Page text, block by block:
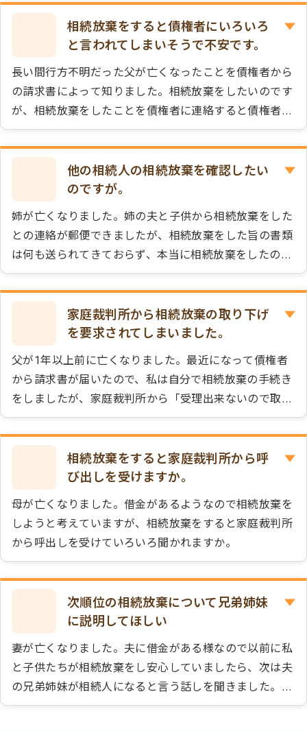
相続放棄をすると債権者にいろいろ
と言われてしまいそうで不安です。
長い間行方不明だった父が亡くなったことを債権者から
の請求書によって知りました。相続放棄をしたいのです
が、相続放棄をしたことを債権者に連絡すると債権者か
らいろいろと言われてしまいそうで不安です。
他の相続人の相続放棄を確認したい
のですが。
姉が亡くなりました。姉の夫と子供から相続放棄をした
との連絡が郵便できましたが、相続放棄をした旨の書類
は何も送られてきておらず、本当に相続放棄をしたの
か、また私が現在の相続人なのかもはっきりしません。
姉の家族とは仲が良くないのでこちらから連絡したくあ
家庭裁判所から相続放棄の取り下げ
を要求されてしまいました。
父が1年以上前に亡くなりました。最近になって債権者
から請求書が届いたので、私は自分で相続放棄の手続き
をしましたが、家庭裁判所から「受理出来ないので取下
げて下さい」との連絡がありました。もうあきらめて債
権者に支払をするしかないのでしょうか。
相続放棄をすると家庭裁判所から呼
び出しを受けますか。
母が亡くなりました。借金があるようなので相続放棄を
しようと考えていますが、相続放棄をすると家庭裁判所
から呼出しを受けていろいろ聞かれますか。
次順位の相続放棄について兄弟姉妹
に説明してほしい
妻が亡くなりました。夫に借金がある様なので以前に私
と子供たちが相続放棄をし安心していましたら、次は夫
の兄弟姉妹が相続人になると言う話しを聞きました。そ
こで夫の弟にその話しをしましたら、「本当にそんなこ